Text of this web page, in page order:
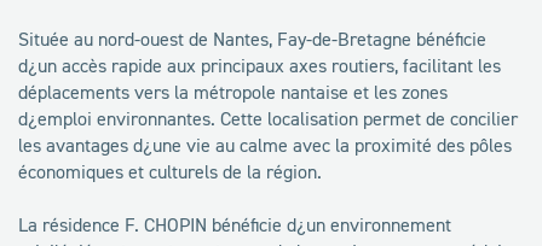
Située au nord-ouest de Nantes, Fay-de-Bretagne bénéficie
d¿un accès rapide aux principaux axes routiers, facilitant les
déplacements vers la métropole nantaise et les zones
d¿emploi environnantes. Cette localisation permet de concilier
les avantages d¿une vie au calme avec la proximité des pôles
économiques et culturels de la région.
La résidence F. CHOPIN bénéficie d¿un environnement